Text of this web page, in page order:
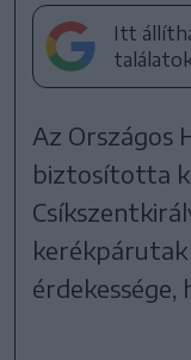
Itt
Az Országos
biztosította
érdekessége,